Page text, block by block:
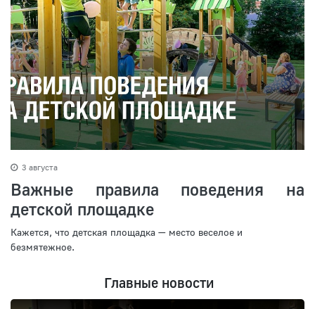
3 августа
Важные правила поведения на
детской площадке
Кажется, что детская площадка — место веселое и
безмятежное.
Главные новости